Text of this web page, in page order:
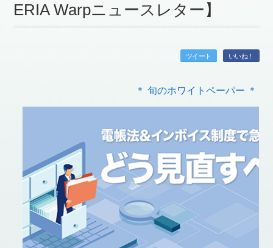
ERIA Warpニュースレター】
ツイート いいね！
＊ 旬のホワイトペーパー ＊